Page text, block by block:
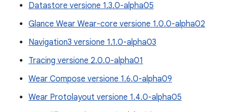
Datastore versione 1.3.0-alpha05
Glance Wear Wear-core versione 1.0.0-alpha02
Navigation3 versione 1.1.0-alpha03
Tracing versione 2.0.0-alpha01
Wear Compose versione 1.6.0-alpha09
Wear Protolayout versione 1.4.0-alpha05